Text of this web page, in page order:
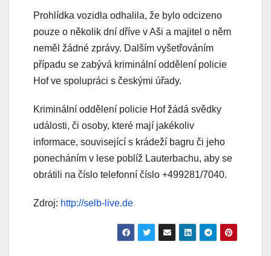
Prohlídka vozidla odhalila, že bylo odcizeno
pouze o několik dní dříve v Aši a majitel o něm
neměl žádné zprávy. Dalším vyšetřováním
případu se zabývá kriminální oddělení policie
Hof ve spolupráci s českými úřady.
Kriminální oddělení policie Hof žádá svědky
události, či osoby, které mají jakékoliv
informace, související s krádeží bagru či jeho
ponecháním v lese poblíž Lauterbachu, aby se
obrátili na číslo telefonní číslo +499281/7040.
Zdroj: http://selb-live.de